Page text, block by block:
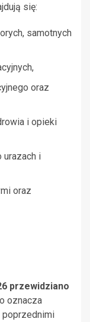
się:
samotnych
oraz
i opieki
urazach i
oraz
przewidziano
oznacza